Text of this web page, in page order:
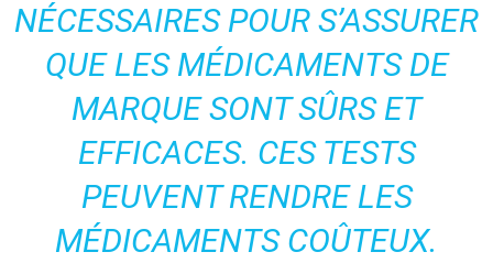
NÉCESSAIRES POUR S’ASSURER
QUE LES MÉDICAMENTS DE
MARQUE SONT SÛRS ET
EFFICACES. CES TESTS
PEUVENT RENDRE LES
MÉDICAMENTS COÛTEUX.